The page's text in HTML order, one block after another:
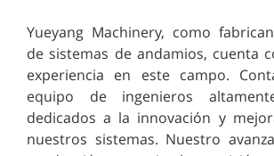
Yueyang Machinery, como
de sistemas de andamios, cuenta
experiencia en este campo.
equipo de ingenieros
dedicados a la innovación y
nuestros sistemas. Nuestro